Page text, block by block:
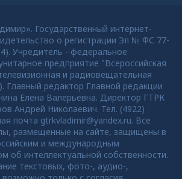
Государственный интернет-
о регистрации Эл № ФС 77-
Учредитель - федеральное
предприятие "Всероссийская
и радиовещательная
Главный редактор Главной редакции
Елена Валерьевна. Директор ГТРК
Андрей Николаевич. Тел. (4922)
почта gtrkvladimir@yandex.ru. Все
размещенные на сайте, защищены в
и международным
об интеллектуальной собственности.
текстовых, фото-, аудио-,